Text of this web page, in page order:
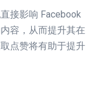
接影响 Facebook
容，从而提升其在
点赞将有助于提升